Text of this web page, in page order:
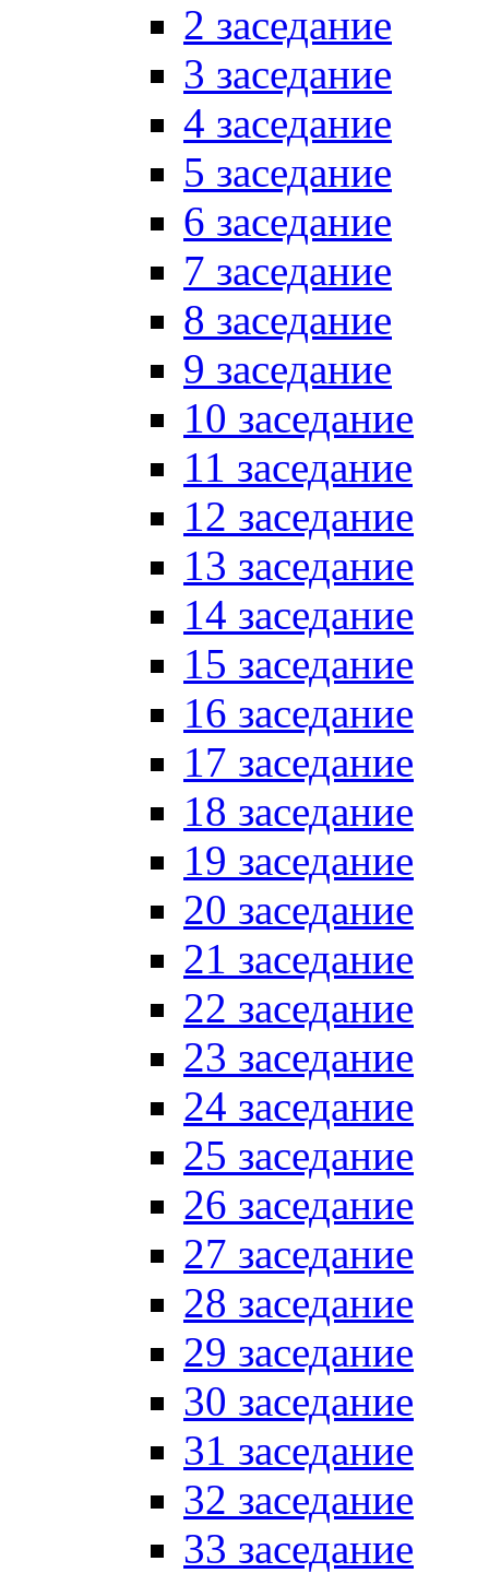
2 заседание
3 заседание
4 заседание
5 заседание
6 заседание
7 заседание
8 заседание
9 заседание
10 заседание
11 заседание
12 заседание
13 заседание
14 заседание
15 заседание
16 заседание
17 заседание
18 заседание
19 заседание
20 заседание
21 заседание
22 заседание
23 заседание
24 заседание
25 заседание
26 заседание
27 заседание
28 заседание
29 заседание
30 заседание
31 заседание
32 заседание
33 заседание